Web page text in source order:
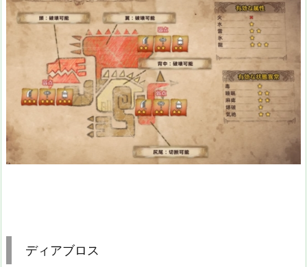
ディアブロス